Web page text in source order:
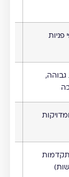
פניות